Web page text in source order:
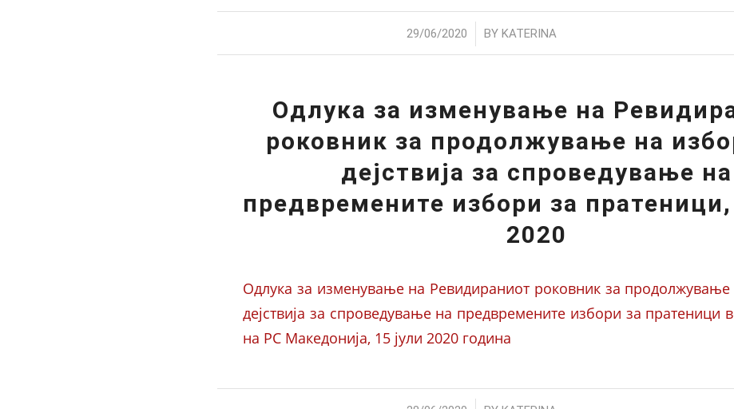
29/06/2020
/ BYKATERINA
Одлука за изменување на
роковник за продолжување на
дејствија за спроведување на
предвремените избори за пратеници,
2020
Одлука за изменување на Ревидираниот роковник за
дејствија за спроведување на предвремените избори за пратеници
на РС Македонија, 15 јули 2020 година